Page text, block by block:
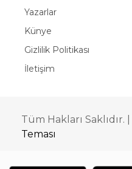
Yazarlar
Künye
Gizlilik Politikası
İletişim
Tüm Hakları Saklıdır. |
Teması